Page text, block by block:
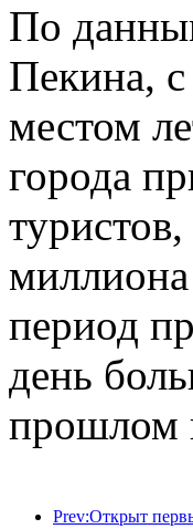
По
Пекина,
местом
города
период
день
прошлом